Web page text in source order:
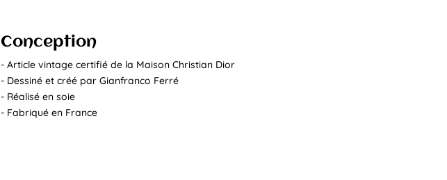
Conception
- Article vintage certifié de la Maison Christian Dior
- Dessiné et créé par Gianfranco Ferré
- Réalisé en soie
- Fabriqué en France